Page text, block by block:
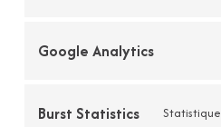
Google Analytics
Burst Statistics